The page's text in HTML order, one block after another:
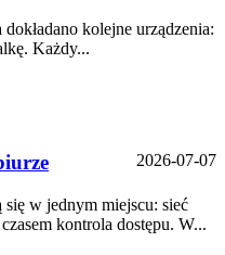
kolejne urządzenia:
Każdy...
2026-07-07
w jednym miejscu: sieć
kontrola dostępu. W...